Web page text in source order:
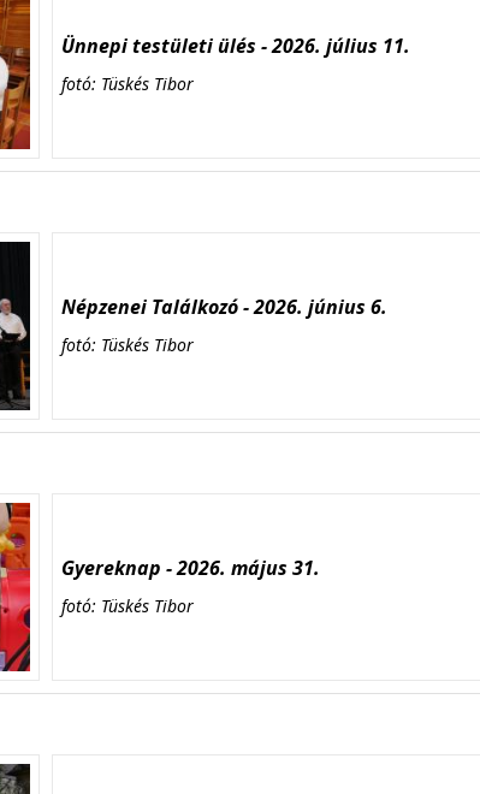
Ünnepi testületi ülés - 2026. július 11.
fotó: Tüskés Tibor
Népzenei Találkozó - 2026. június 6.
fotó: Tüskés Tibor
Gyereknap - 2026. május 31.
fotó: Tüskés Tibor